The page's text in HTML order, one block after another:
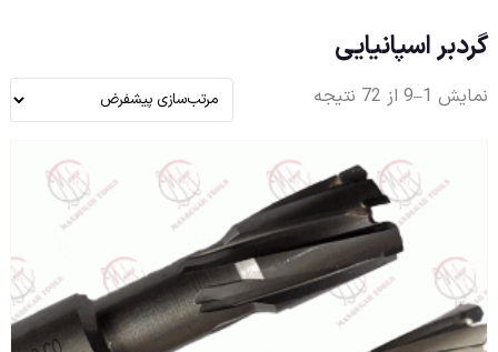
گردبر اسپانیایی
نمایش 1–9 از 72 نتیجه